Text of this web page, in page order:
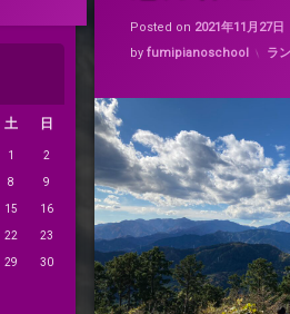
Posted on 2021年11月27日
by fumipianoschool カ
ラ
八王子城址
恩方
紅葉
土 日
1 2
8 9
15 16
22 23
29 30